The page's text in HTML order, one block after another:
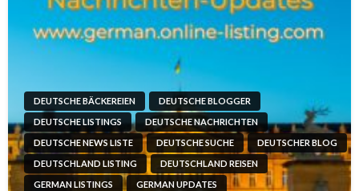
DEUTSCHE BÄCKEREIEN
DEUTSCHE BLOGGER
DEUTSCHE LISTINGS
DEUTSCHE NACHRICHTEN
DEUTSCHE NEWS LISTE
DEUTSCHE SUCHE
DEUTSCHER BLOG
DEUTSCHLAND LISTING
DEUTSCHLAND REISEN
GERMAN LISTINGS
GERMAN UPDATES